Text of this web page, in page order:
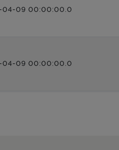
04-09 00:00:00.0
04-09 00:00:00.0